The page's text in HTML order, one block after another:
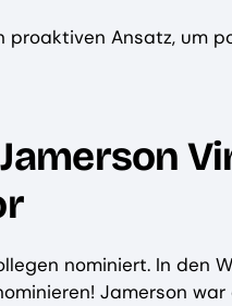
Ansatz, um
nominiert. In den
Jamerson